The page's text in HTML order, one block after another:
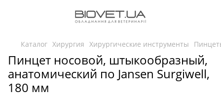
Каталог Хирургия Хирургические инструменты
Пинцет носовой, штыкообразный,
анатомический по Jansen Surgiwell,
180 мм